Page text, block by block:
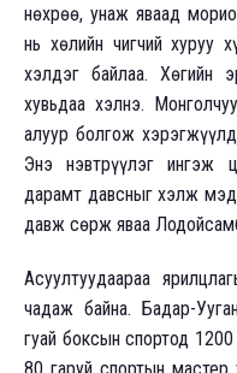
нөхрөө, унаж яваад
нь хөлийн чигчий хуруу
хэлдэг байлаа. Хөгийн
хувьдаа хэлнэ.
алуур болгож
Энэ нэвтрүүлэг ингэж
дарамт давсныг хэлж
давж сөрж яваа
Асуултуудаараа
чадаж байна. Бадар-
гуай боксын спортод
80 гаруй спортын